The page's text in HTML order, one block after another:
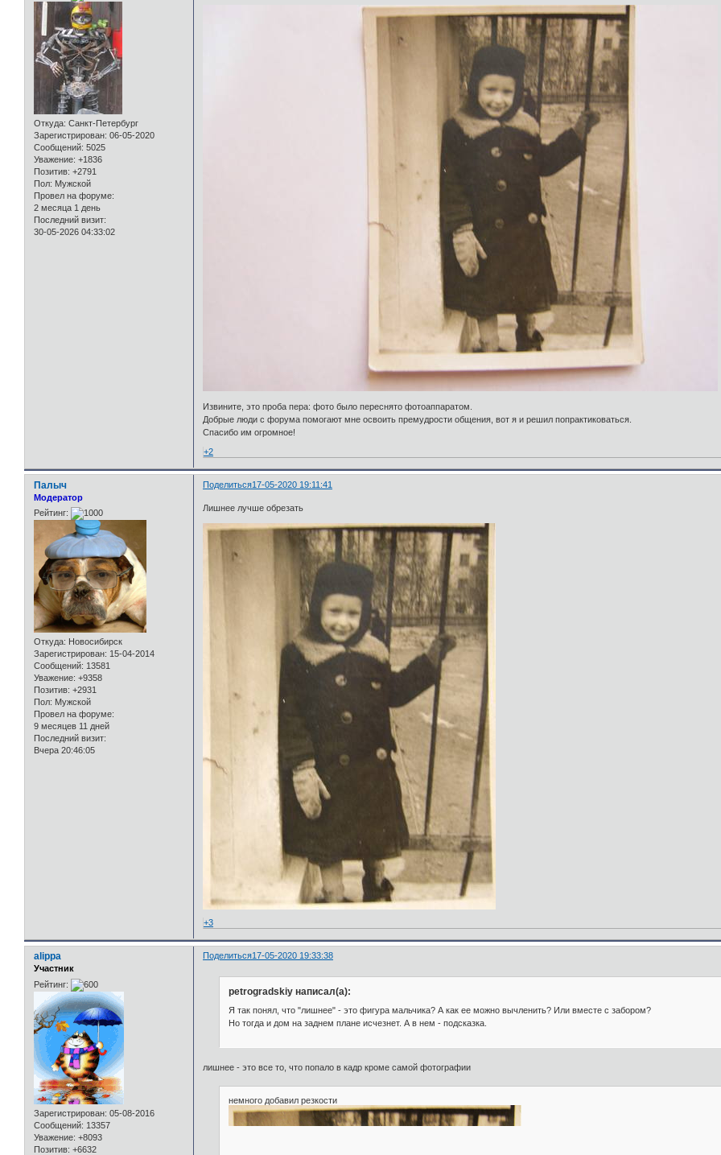
Откуда: Санкт-Петербург
Зарегистрирован: 06-05-2020
Сообщений: 5025
Уважение: +1836
Позитив: +2791
Пол: Мужской
Провел на форуме:
2 месяца 1 день
Последний визит:
30-05-2026 04:33:02
Извините, это проба пера: фото было переснято фотоаппаратом.
Добрые люди с форума помогают мне освоить премудрости общения, вот я и решил попрактиковаться.
Спасибо им огромное!
+2
Поделиться17-05-2020 19:11:41
Палыч
Модератор
Рейтинг:
Откуда: Новосибирск
Зарегистрирован: 15-04-2014
Сообщений: 13581
Уважение: +9358
Позитив: +2931
Пол: Мужской
Провел на форуме:
9 месяцев 11 дней
Последний визит:
Вчера 20:46:05
Лишнее лучше обрезать
+3
Поделиться17-05-2020 19:33:38
alippa
Участник
Рейтинг:
Зарегистрирован: 05-08-2016
Сообщений: 13357
Уважение: +8093
Позитив: +6632
petrogradskiy написал(а):
Я так понял, что "лишнее" - это фигура мальчика? А как ее можно вычленить? Или вместе с забором?
Но тогда и дом на заднем плане исчезнет. А в нем - подсказка.
лишнее - это все то, что попало в кадр кроме самой фотографии
немного добавил резкости